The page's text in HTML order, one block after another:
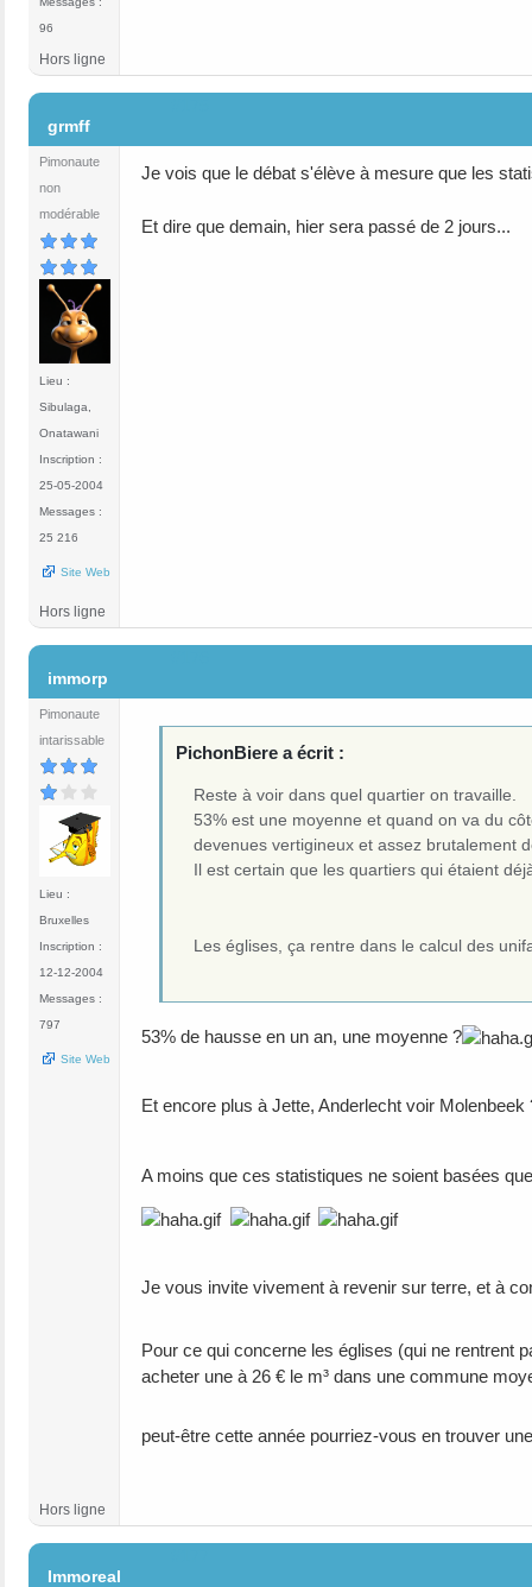
96
Hors ligne
grmff
Pimonaute
non
modérable
Lieu :
Sibulaga,
Onatawani
Inscription :
25-05-2004
Messages :
25 216
Site Web
Je vois que le débat s'élève à mesure que les
Et dire que demain, hier sera passé de 2 jours...
Hors ligne
immorp
Pimonaute
intarissable
Lieu :
Bruxelles
Inscription :
12-12-2004
Messages :
797
Site Web
PichonBiere a écrit :
Reste à voir dans quel quartier on travaille.
53% est une moyenne et quand on va du
devenues vertigineux et assez brutalement
Il est certain que les quartiers qui étaient
Les églises, ça rentre dans le calcul des
53% de hausse en un an, une moyenne ?
Et encore plus à Jette, Anderlecht voir Molenbeek
A moins que ces statistiques ne soient basées
Je vous invite vivement à revenir sur terre, et à
Pour ce qui concerne les églises (qui ne rentrent
acheter une à 26 € le m³ dans une commune
peut-être cette année pourriez-vous en trouver
Hors ligne
Immoreal